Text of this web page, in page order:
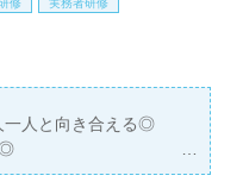
修 実務者研修
一人と向き合える◎
◎
ー通勤ができて楽で